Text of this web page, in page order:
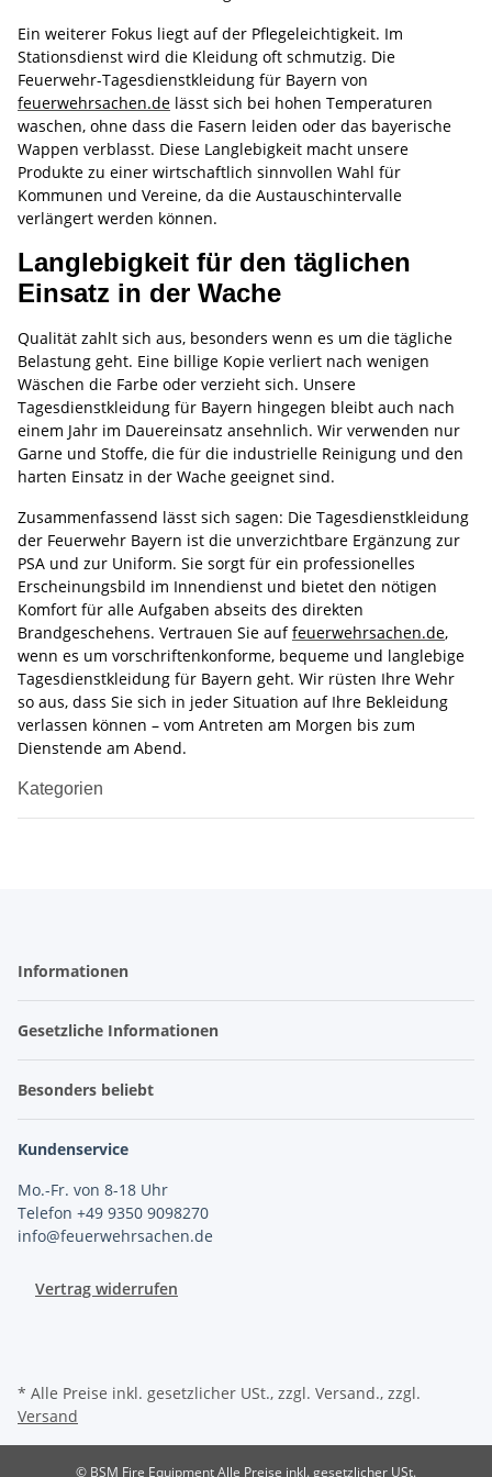
Ein weiterer Fokus liegt auf der Pflegeleichtigkeit. Im
Stationsdienst wird die Kleidung oft schmutzig. Die
Feuerwehr-Tagesdienstkleidung für Bayern von
feuerwehrsachen.de lässt sich bei hohen Temperaturen
waschen, ohne dass die Fasern leiden oder das bayerische
Wappen verblasst. Diese Langlebigkeit macht unsere
Produkte zu einer wirtschaftlich sinnvollen Wahl für
Kommunen und Vereine, da die Austauschintervalle
verlängert werden können.
Langlebigkeit für den täglichen
Einsatz in der Wache
Qualität zahlt sich aus, besonders wenn es um die tägliche
Belastung geht. Eine billige Kopie verliert nach wenigen
Wäschen die Farbe oder verzieht sich. Unsere
Tagesdienstkleidung für Bayern hingegen bleibt auch nach
einem Jahr im Dauereinsatz ansehnlich. Wir verwenden nur
Garne und Stoffe, die für die industrielle Reinigung und den
harten Einsatz in der Wache geeignet sind.
Zusammenfassend lässt sich sagen: Die Tagesdienstkleidung
der Feuerwehr Bayern ist die unverzichtbare Ergänzung zur
PSA und zur Uniform. Sie sorgt für ein professionelles
Erscheinungsbild im Innendienst und bietet den nötigen
Komfort für alle Aufgaben abseits des direkten
Brandgeschehens. Vertrauen Sie auffeuerwehrsachen.de,
wenn es um vorschriftenkonforme, bequeme und langlebige
Tagesdienstkleidung für Bayern geht. Wir rüsten Ihre Wehr
so aus, dass Sie sich in jeder Situation auf Ihre Bekleidung
verlassen können – vom Antreten am Morgen bis zum
Dienstende am Abend.
Kategorien
Informationen
Gesetzliche Informationen
Besonders beliebt
Kundenservice
Mo.-Fr. von 8-18 Uhr
Telefon +49 9350 9098270
info@feuerwehrsachen.de
Vertrag widerrufen
* Alle Preise inkl. gesetzlicher USt., zzgl. Versand., zzgl.
Versand
© BSM Fire EquipmentAlle Preise inkl. gesetzlicher USt.